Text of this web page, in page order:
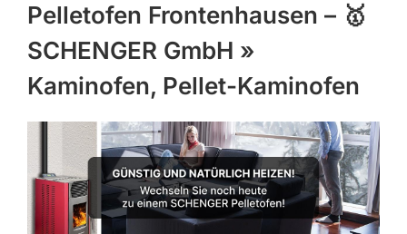
UNTERNEHMEN
PROFIL
WARENKORB
PRODUCTS
SEARCH
Pelletofen Frontenhausen – 🥇
SCHENGER GmbH »
Kaminofen, Pellet-Kaminofen